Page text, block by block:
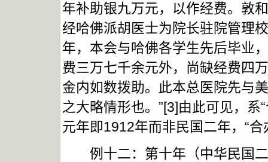
年补助银九万元，以作经费。敦
经哈佛派胡医士为院长驻院管理
年，本会与哈佛各学生先后毕业
费三万七千余元外，尚缺经费四
金内如数拨助。此本总医院先与
之大略情形也。”[3]由此可见，系
元年即1912年而非民国二年，“
例十二：第十年（中华民国二